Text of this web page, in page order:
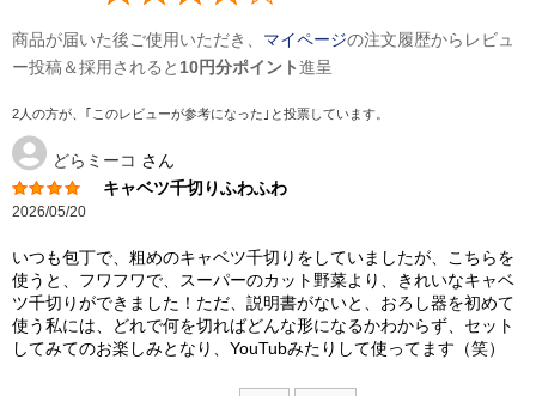
商品が届いた後ご使用いただき、 マイページの注文履歴からレビュ
ー投稿＆採用されると 10円分ポイント進呈
2人の方が、｢このレビューが参考になった｣と投票しています。
どらミーコ さん
キャベツ千切りふわふわ
2026/05/20
いつも包丁で、粗めのキャベツ千切りをしていましたが、こちらを
使うと、フワフワで、スーパーのカット野菜より、きれいなキャベ
ツ千切りができました！ただ、説明書がないと、おろし器を初めて
使う私には、どれで何を切ればどんな形になるかわからず、セット
してみてのお楽しみとなり、YouTubみたりして使ってます（笑）